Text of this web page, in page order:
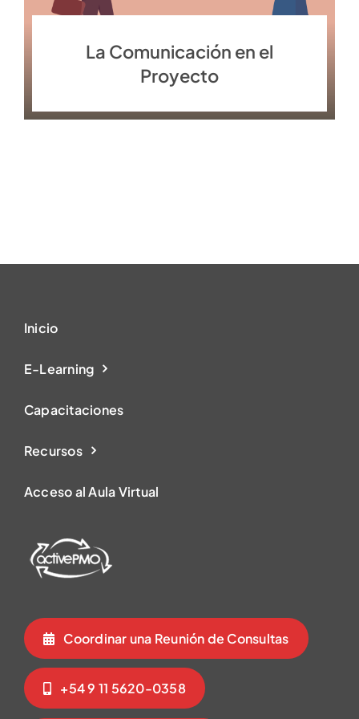
La Comunicación en el
Proyecto
Inicio
E-Learning
Capacitaciones
Recursos
Acceso al Aula Virtual
Coordinar una Reunión de Consultas
+54 9 11 5620-0358